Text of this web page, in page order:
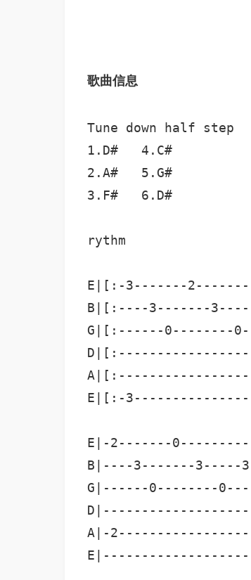
歌曲信息
Tune down half step
1.D#   4.C#
2.A#   5.G#
3.F#   6.D#
rythm
E|[:-3-------
B|[:----3-------
G|[:------0--------
E|[:-
E|-2-------
B|----3-------3-----
G|------0--------
A|-